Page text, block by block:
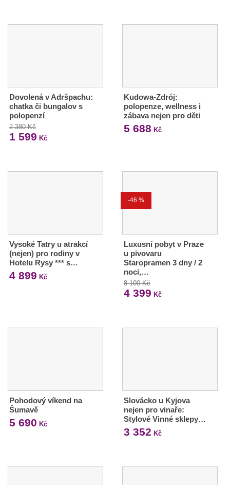
Dovolená v Adršpachu:
chatka či bungalov s
polopenzí
2 380 Kč
1 599 Kč
Kudowa-Zdrój:
polopenze, wellness i
zábava nejen pro děti
5 688 Kč
Vysoké Tatry u atrakcí
(nejen) pro rodiny v
Hotelu Rysy *** s…
4 899 Kč
-46 %
Luxusní pobyt v Praze
u pivovaru
Staropramen 3 dny / 2
noci,…
8 100 Kč
4 399 Kč
Pohodový víkend na
Šumavě
5 690 Kč
Slovácko u Kyjova
nejen pro vinaře:
Stylové Vinné sklepy…
3 352 Kč